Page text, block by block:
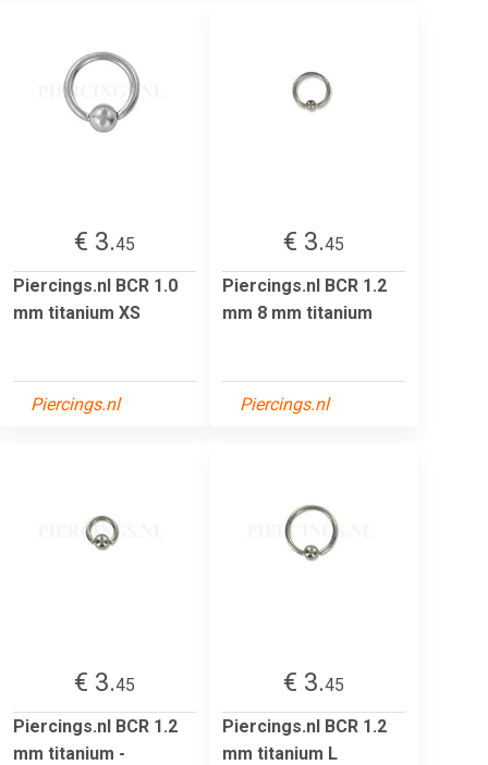
€ 3.45
Piercings.nl BCR 1.0
mm titanium XS
Piercings.nl
€ 3.45
Piercings.nl BCR 1.2
mm 8 mm titanium
Piercings.nl
€ 3.45
Piercings.nl BCR 1.2
mm titanium -
€ 3.45
Piercings.nl BCR 1.2
mm titanium L